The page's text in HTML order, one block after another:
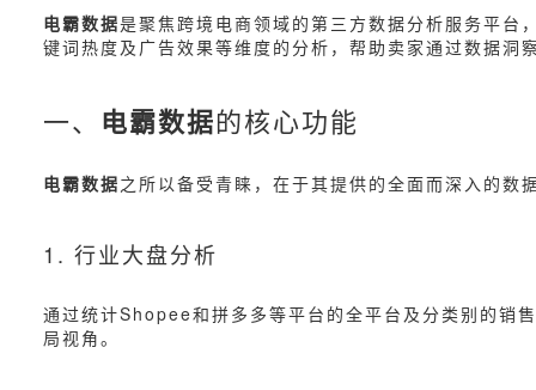
电霸数据是聚焦跨境电商领域的第三方数据分析服务平
键词热度及广告效果等维度的分析，帮助卖家通过数据洞
一、 电霸数据的核心功能
电霸数据之所以备受青睐，在于其提供的全面而深入的
1. 行业大盘分析
通过统计Shopee和拼多多等平台的全平台及分类别的销
局视角。